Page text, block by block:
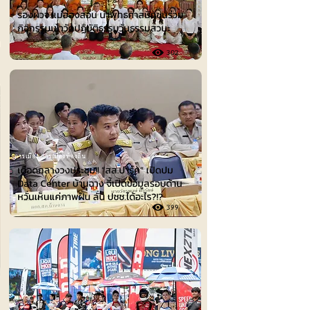
รองผวจ.แม่ฮ่องสอน นำพุทธศาสนิกชนร่วม
กิจกรรมเข้าวัดปฏิบัติธรรมวันธรรมสวนะ
302
เดือดกลางวงประชุม!! “สส.ปาร์ค” เปิดปม
Data Center บ้านฉาง จี้เปิดข้อมูลรอบด้าน
หวั่นเห็นแค่ภาพฝัน ลั่น ปชช.ได้อะไร?!?
399
การเมือง-การเมืองท้องถิ่น